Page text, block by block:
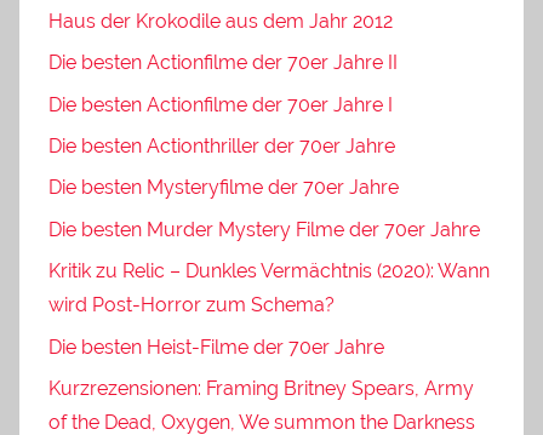
Haus der Krokodile aus dem Jahr 2012
Die besten Actionfilme der 70er Jahre II
Die besten Actionfilme der 70er Jahre I
Die besten Actionthriller der 70er Jahre
Die besten Mysteryfilme der 70er Jahre
Die besten Murder Mystery Filme der 70er Jahre
Kritik zu Relic – Dunkles Vermächtnis (2020): Wann
wird Post-Horror zum Schema?
Die besten Heist-Filme der 70er Jahre
Kurzrezensionen: Framing Britney Spears, Army
of the Dead, Oxygen, We summon the Darkness